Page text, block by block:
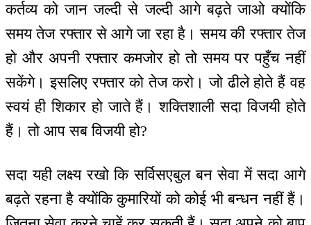
कर्तव्य को जान जल्दी से जल्दी आगे बढ़ते जाओ क्योंकि
समय तेज रफ्तार से आगे जा रहा है। समय की रफ्तार तेज
हो और अपनी रफ्तार कमजोर हो तो समय पर पहुँच नहीं
सकेंगे। इसलिए रफ्तार को तेज करो। जो ढीले होते हैं वह
स्वयं ही शिकार हो जाते हैं। शक्तिशाली सदा विजयी होते
हैं। तो आप सब विजयी हो?
सदा यही लक्ष्य रखो कि सर्विसएबुल बन सेवा में सदा आगे
बढ़ते रहना है क्योंकि कुमारियों को कोई भी बन्धन नहीं हैं।